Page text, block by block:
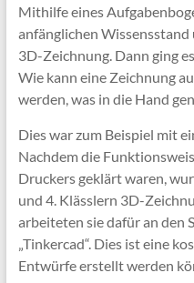
Mithilfe eines
anfänglichen
3D-Zeichnung. Dann ging
Wie kann eine Zeichnung
werden, was in die Hand
Dies war zum Beispiel mit
Nachdem die
Druckers geklärt waren,
und 4. Klässlern 3D-
arbeiteten sie dafür an den
„Tinkercad“. Dies ist eine
Entwürfe erstellt werden